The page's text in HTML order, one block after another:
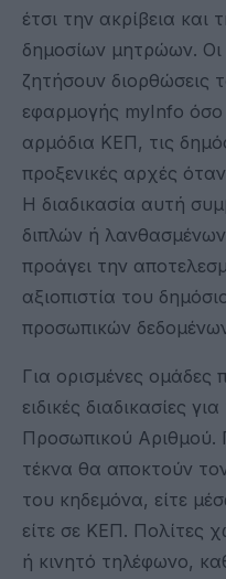
έτσι την ακρίβεια και
δημοσίων μητρώων. Οι
ζητήσουν διορθώσεις
εφαρμογής myInfo όσο
αρμόδια ΚΕΠ, τις
προξενικές αρχές
Η διαδικασία αυτή
διπλών ή
προάγει την
αξιοπιστία του
προσωπικών
Για ορισμένες ομάδες
ειδικές διαδικασίες
Προσωπικού Αριθμού.
τέκνα θα αποκτούν
του κηδεμόνα, είτε
είτε σε ΚΕΠ. Πολίτες
ή κινητό τηλέφωνο,